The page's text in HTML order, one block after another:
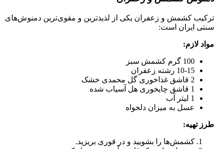
ترکیب کشمش و زعفران یکی از لذیذترین و مقوی‌ترین دمنوش‌های
سنتی ایران است:
مواد لازم:
100 گرم کشمش سبز
10-15 رشته زعفران
2 قاشق غذاخوری گل محمدی خشک
1 قاشق چایخوری هل آسیاب شده
1 لیتر آب
عسل به میزان دلخواه
طرز تهیه:
کشمش‌ها را بشویید و در قوری بریزید.